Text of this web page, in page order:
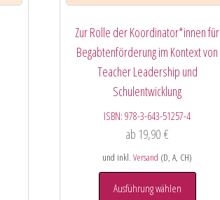
Zur Rolle der Koordinator*innen für
Begabtenförderung im Kontext von
Teacher Leadership und
Schulentwicklung
ISBN:978-3-643-51257-4
ab 19,90€
und inkl.Versand (D, A, CH)
Ausführung wählen